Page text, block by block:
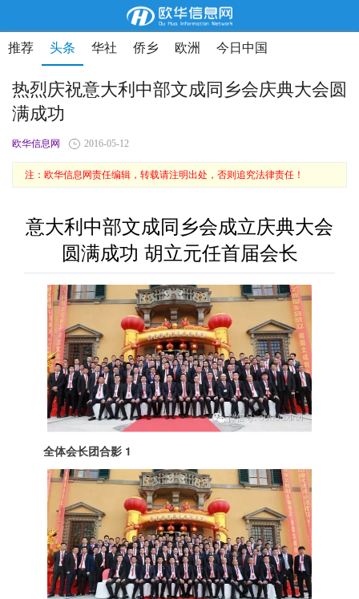
推荐 头条 华社 侨乡 欧洲 今日中国
热烈庆祝意大利中部文成同乡会庆典大会圆
满成功
欧华信息网 2016-05-12
注：欧华信息网责任编辑，转载请注明出处，否则追究法律责任！
意大利中部文成同乡会成立庆典大会
圆满成功 胡立元任首届会长
全体会长团合影 1